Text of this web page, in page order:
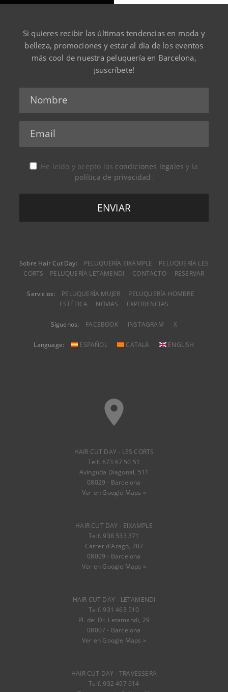
Si quieres recibir las últimas tendencias en moda y
belleza, promociones y estar al día de los eventos
más cool de nuestra peluquería en Barcelona,
¡suscríbete!
He leído y acepto las condiciones legales y la
política de privacidad .
Sobre Hair Cut Day: PELUQUERÍA EIXAMPLE
PELUQUERÍA LES
CORTS
PELUQUERÍA LETAMENDI CONTACTO RESERVAR
Servicios: PELUQUERÍA MUJER
PELUQUERÍA HOMBRE
ESTÉTICA
NOVIAS EXPERIENCIAS
Síguenos: FACEBOOK INSTAGRAM X
Language: ESPAÑOL CATALÀ ENGLISH
place
HAIR CUT DAY - LES CORTS
Telf. 673 67 50 51
Avinguda Diagonal, 511
08029 - Barcelona
Ver en Google Maps »
HAIR CUT DAY - EIXAMPLE
Telf. 938 533 371
Carrer d'Aragó, 287
08009 - Barcelona
Ver en Google Maps »
HAIR CUT DAY - LETAMENDI
Telf. 931 463 510
Pl. del Dr. Letamendi, 29
08007 - Barcelona
Ver en Google Maps »
HAIR CUT DAY - TRAVESSERA
Telf. 932 497 614